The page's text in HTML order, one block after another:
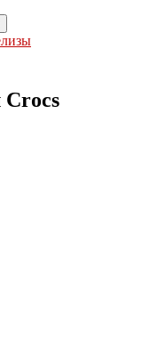
Crocs